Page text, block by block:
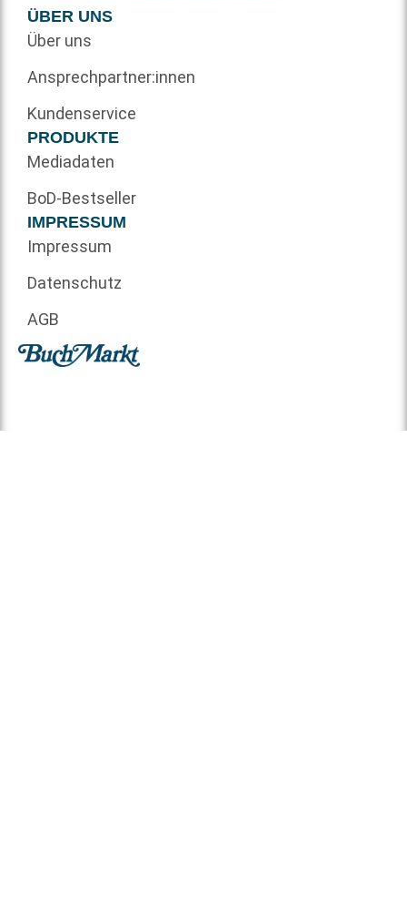
ÜBER UNS
Über uns
Ansprechpartner:innen
Kundenservice
PRODUKTE
Mediadaten
BoD-Bestseller
IMPRESSUM
Impressum
Datenschutz
AGB